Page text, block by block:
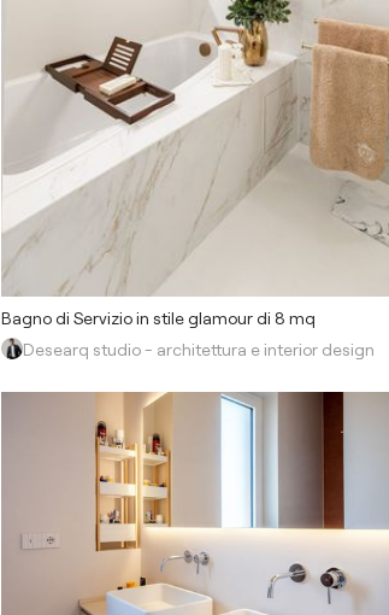
Bagno di Servizio in stile glamour di 8 mq
Desearq studio - architettura e interior design